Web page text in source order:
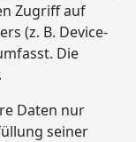
Zugriff auf
(z. B. Device-
Die
Daten nur
seiner